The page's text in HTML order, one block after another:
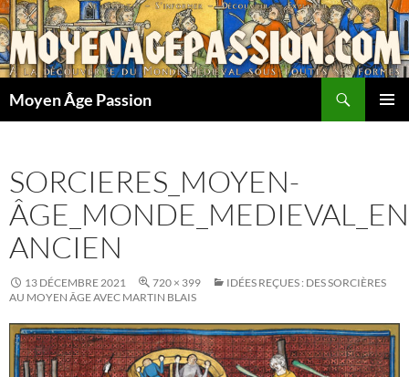
Aller
au
contenu
Moyen Âge Passion
SORCIERES_MOYEN-
ANCIEN
13 DÉCEMBRE 2021 720 × 399
IDÉES REÇUES : DES SORCIÈRES
AU MOYEN ÂGE AVEC MARTIN BLAIS